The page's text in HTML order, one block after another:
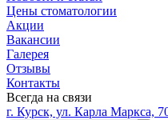
Цены стоматологии
Акции
Вакансии
Галерея
Отзывы
Контакты
Всегда на связи
г. Курск, ул. Карла Маркса,